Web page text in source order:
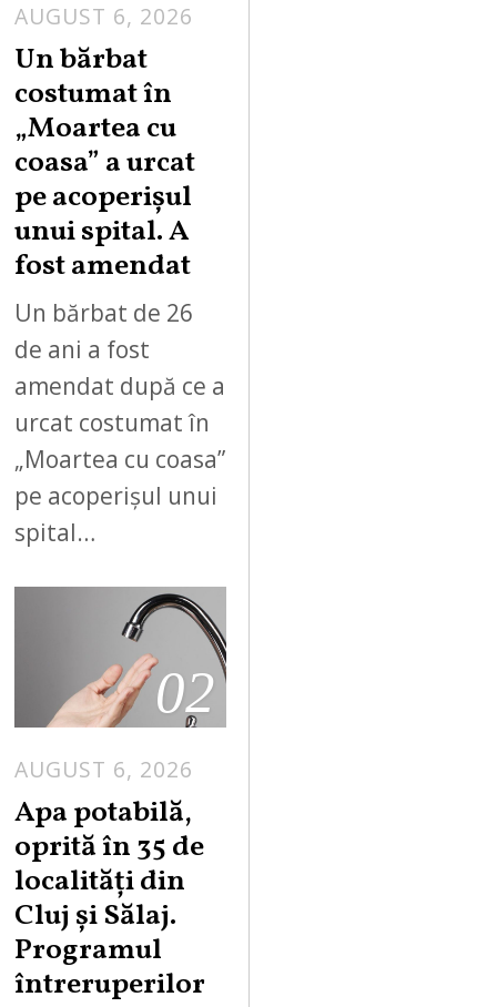
AUGUST 6, 2026
Un bărbat
costumat în
„Moartea cu
coasa” a urcat
pe acoperișul
unui spital. A
fost amendat
Un bărbat de 26
de ani a fost
amendat după ce a
urcat costumat în
„Moartea cu coasa”
pe acoperișul unui
spital…
02
AUGUST 6, 2026
Apa potabilă,
oprită în 35 de
localități din
Cluj și Sălaj.
Programul
întreruperilor